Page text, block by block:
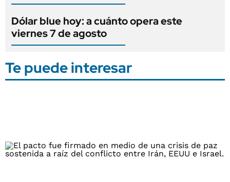
Dólar blue hoy: a cuánto opera este
viernes 7 de agosto
Te puede interesar